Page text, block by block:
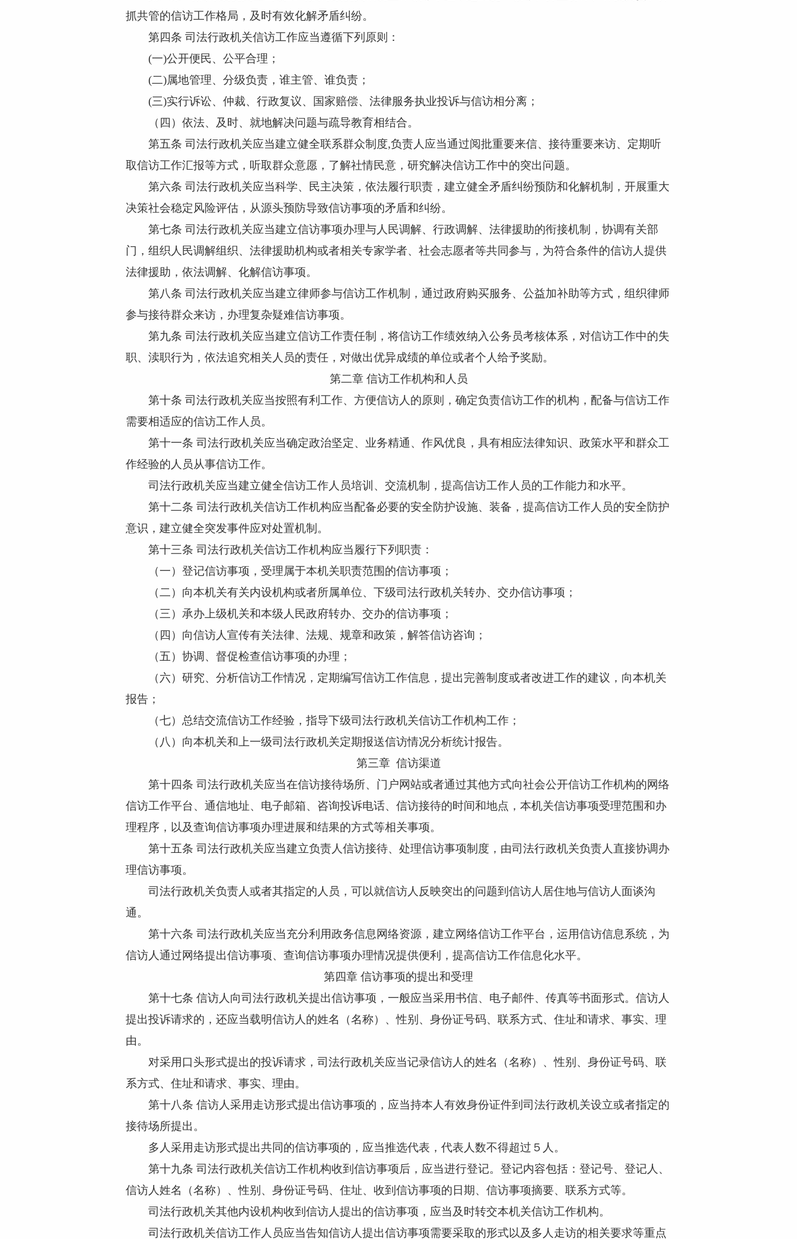
抓共管的信访工作格局，及时有效化解矛盾纠纷。
第四条 司法行政机关信访工作应当遵循下列原则：
(一)公开便民、公平合理；
(二)属地管理、分级负责，谁主管、谁负责；
(三)实行诉讼、仲裁、行政复议、国家赔偿、法律服务执业投诉与信访相分离；
（四）依法、及时、就地解决问题与疏导教育相结合。
第五条 司法行政机关应当建立健全联系群众制度,负责人应当通过阅批重要来信、接待重要来访、定期听
取信访工作汇报等方式，听取群众意愿，了解社情民意，研究解决信访工作中的突出问题。
第六条 司法行政机关应当科学、民主决策，依法履行职责，建立健全矛盾纠纷预防和化解机制，开展重大
决策社会稳定风险评估，从源头预防导致信访事项的矛盾和纠纷。
第七条 司法行政机关应当建立信访事项办理与人民调解、行政调解、法律援助的衔接机制，协调有关部
门，组织人民调解组织、法律援助机构或者相关专家学者、社会志愿者等共同参与，为符合条件的信访人提供
法律援助，依法调解、化解信访事项。
第八条 司法行政机关应当建立律师参与信访工作机制，通过政府购买服务、公益加补助等方式，组织律师
参与接待群众来访，办理复杂疑难信访事项。
第九条 司法行政机关应当建立信访工作责任制，将信访工作绩效纳入公务员考核体系，对信访工作中的失
职、渎职行为，依法追究相关人员的责任，对做出优异成绩的单位或者个人给予奖励。
第二章信访工作机构和人员
第十条 司法行政机关应当按照有利工作、方便信访人的原则，确定负责信访工作的机构，配备与信访工作
需要相适应的信访工作人员。
第十一条 司法行政机关应当确定政治坚定、业务精通、作风优良，具有相应法律知识、政策水平和群众工
作经验的人员从事信访工作。
司法行政机关应当建立健全信访工作人员培训、交流机制，提高信访工作人员的工作能力和水平。
第十二条 司法行政机关信访工作机构应当配备必要的安全防护设施、装备，提高信访工作人员的安全防护
意识，建立健全突发事件应对处置机制。
第十三条 司法行政机关信访工作机构应当履行下列职责：
（一）登记信访事项，受理属于本机关职责范围的信访事项；
（二）向本机关有关内设机构或者所属单位、下级司法行政机关转办、交办信访事项；
（三）承办上级机关和本级人民政府转办、交办的信访事项；
（四）向信访人宣传有关法律、法规、规章和政策，解答信访咨询；
（五）协调、督促检查信访事项的办理；
（六）研究、分析信访工作情况，定期编写信访工作信息，提出完善制度或者改进工作的建议，向本机关
报告；
（七）总结交流信访工作经验，指导下级司法行政机关信访工作机构工作；
（八）向本机关和上一级司法行政机关定期报送信访情况分析统计报告。
第三章信访渠道
第十四条 司法行政机关应当在信访接待场所、门户网站或者通过其他方式向社会公开信访工作机构的网络
信访工作平台、通信地址、电子邮箱、咨询投诉电话、信访接待的时间和地点，本机关信访事项受理范围和办
理程序，以及查询信访事项办理进展和结果的方式等相关事项。
第十五条 司法行政机关应当建立负责人信访接待、处理信访事项制度，由司法行政机关负责人直接协调办
理信访事项。
司法行政机关负责人或者其指定的人员，可以就信访人反映突出的问题到信访人居住地与信访人面谈沟
通。
第十六条 司法行政机关应当充分利用政务信息网络资源，建立网络信访工作平台，运用信访信息系统，为
信访人通过网络提出信访事项、查询信访事项办理情况提供便利，提高信访工作信息化水平。
第四章 信访事项的提出和受理
第十七条 信访人向司法行政机关提出信访事项，一般应当采用书信、电子邮件、传真等书面形式。信访人
提出投诉请求的，还应当载明信访人的姓名（名称）、性别、身份证号码、联系方式、住址和请求、事实、理
由。
对采用口头形式提出的投诉请求，司法行政机关应当记录信访人的姓名（名称）、性别、身份证号码、联
系方式、住址和请求、事实、理由。
第十八条 信访人采用走访形式提出信访事项的，应当持本人有效身份证件到司法行政机关设立或者指定的
接待场所提出。
多人采用走访形式提出共同的信访事项的，应当推选代表，代表人数不得超过５人。
第十九条 司法行政机关信访工作机构收到信访事项后，应当进行登记。登记内容包括：登记号、登记人、
信访人姓名（名称）、性别、身份证号码、住址、收到信访事项的日期、信访事项摘要、联系方式等。
司法行政机关其他内设机构收到信访人提出的信访事项，应当及时转交本机关信访工作机构。
司法行政机关信访工作人员应当告知信访人提出信访事项需要采取的形式以及多人走访的相关要求等重点